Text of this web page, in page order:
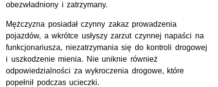
obezwładniony i zatrzymany.
Mężczyzna posiadał czynny zakaz prowadzenia
pojazdów, a wkrótce usłyszy zarzut czynnej napaści na
funkcjonariusza, niezatrzymania się do kontroli drogowej
i uszkodzenie mienia. Nie uniknie również
odpowiedzialności za wykroczenia drogowe, które
popełnił podczas ucieczki.